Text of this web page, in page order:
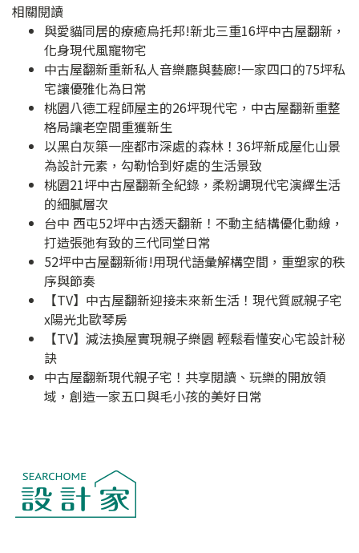
相關閱讀
與愛貓同居的療癒烏托邦!新北三重16坪中古屋翻新，
化身現代風寵物宅
中古屋翻新重新私人音樂廳與藝廊!一家四口的75坪私
宅讓優雅化為日常
桃園八德工程師屋主的26坪現代宅，中古屋翻新重整
格局讓老空間重獲新生
以黑白灰築一座都市深處的森林！36坪新成屋化山景
為設計元素，勾勒恰到好處的生活景致
桃園21坪中古屋翻新全紀錄，柔粉調現代宅演繹生活
的細膩層次
台中 西屯52坪中古透天翻新！不動主結構優化動線，
打造張弛有致的三代同堂日常
52坪中古屋翻新術!用現代語彙解構空間，重塑家的秩
序與節奏
【TV】中古屋翻新迎接未來新生活！現代質感親子宅
x陽光北歐琴房
【TV】減法換屋實現親子樂園 輕鬆看懂安心宅設計秘
訣
中古屋翻新現代親子宅！共享閱讀、玩樂的開放領
域，創造一家五口與毛小孩的美好日常